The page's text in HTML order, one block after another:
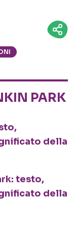
PARK
della
testo,
della